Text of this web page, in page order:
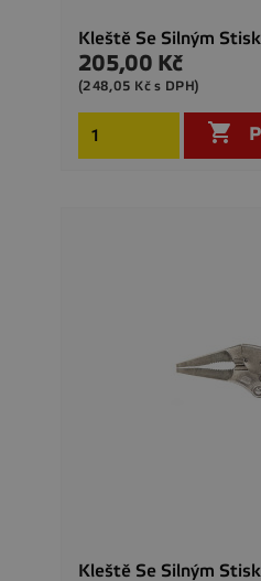
Kleště Se Silným
Cena
205,00 Kč
(248,05 Kč s DPH)

Kleště Se Silným